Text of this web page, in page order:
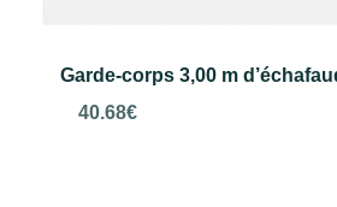
Garde-corps 3,00 m
40.68€